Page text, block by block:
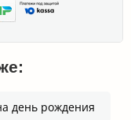
день рождения